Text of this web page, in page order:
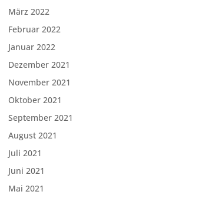
März 2022
Februar 2022
Januar 2022
Dezember 2021
November 2021
Oktober 2021
September 2021
August 2021
Juli 2021
Juni 2021
Mai 2021